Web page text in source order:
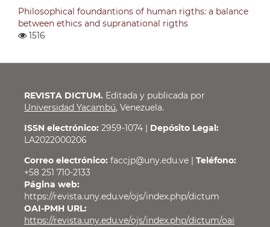
Philosophical foundantions of human rigths: a balance
between ethics and supranational rigths
1516
REVISTA DICTUM. Editada y publicada por
Universidad Yacambú, Venezuela.
ISSN electrónico: 2959-1074 | Depósito Legal:
LA2022000206
Correo electrónico: faccjp@uny.edu.ve | Teléfono:
+58 251 710-2133
Página web:
https://revista.uny.edu.ve/ojs/index.php/dictum
OAI-PMH URL:
https://revista.uny.edu.ve/ojs/index.php/dictum/oai